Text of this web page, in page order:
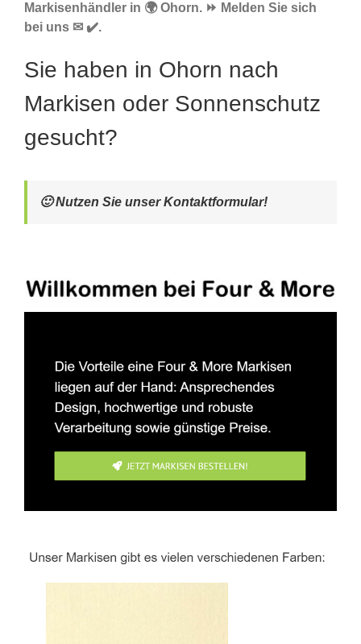
Markisenhändler in 🌍 Ohorn. ⏩ Melden Sie sich
bei uns ✉ ✔️.
Sie haben in Ohorn nach
Markisen oder Sonnenschutz
gesucht?
🙂 Nutzen Sie unser Kontaktformular!